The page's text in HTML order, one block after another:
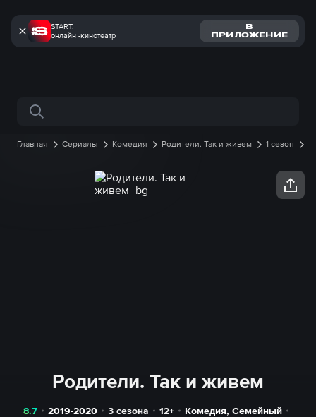
START:
онлайн -кинотеатр
В
ПРИЛОЖЕНИЕ
Поиск по сайту
Главная Сериалы Комедия Родители. Так и живем
1 сезон
Родители. Так и живем
8.7 2019-2020 3 сезона 12+ Комедия, Семейный